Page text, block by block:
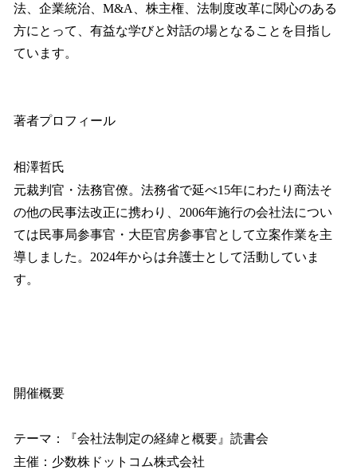
法、企業統治、M&A、株主権、法制度改革に関心のある
方にとって、有益な学びと対話の場となることを目指し
ています。
著者プロフィール
相澤哲氏
元裁判官・法務官僚。法務省で延べ15年にわたり商法そ
の他の民事法改正に携わり、2006年施行の会社法につい
ては民事局参事官・大臣官房参事官として立案作業を主
導しました。2024年からは弁護士として活動していま
す。
開催概要
テーマ：『会社法制定の経緯と概要』読書会
主催：少数株ドットコム株式会社